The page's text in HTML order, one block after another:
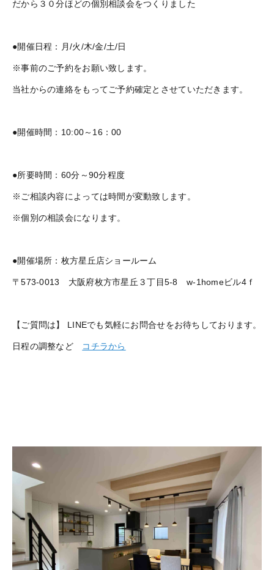
だから３０分ほどの個別相談会をつくりました
●開催日程：月/火/木/金/土/日
※事前のご予約をお願い致します。
当社からの連絡をもってご予約確定とさせていただきます。
●開催時間：10:00～16：00
●所要時間：60分～90分程度
※ご相談内容によっては時間が変動致します。
※個別の相談会になります。
●開催場所：枚方星丘店ショールーム
〒573-0013 大阪府枚方市星丘３丁目5-8 w-1homeビル4ｆ
【ご質問は】 LINEでも気軽にお問合せをお待ちしております。
日程の調整など コチラから